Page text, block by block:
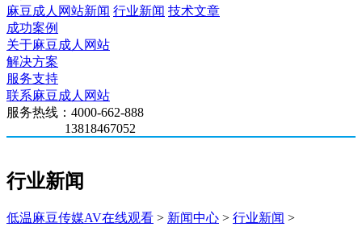
麻豆成人网站新闻 行业新闻 技术文章
成功案例
关于麻豆成人网站
解决方案
服务支持
联系麻豆成人网站
服务热线：4000-662-888
13818467052
行业新闻
低温麻豆传媒AV在线观看 > 新闻中心 > 行业新闻 >